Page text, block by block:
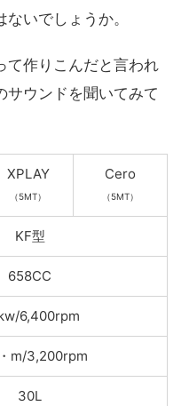
いでしょうか。
て作りこんだと言われ
サウンドを聞いてみて
XPLAY
（5MT）
Cero
（5MT）
KF型
658CC
6,400rpm
m/3,200rpm
30L